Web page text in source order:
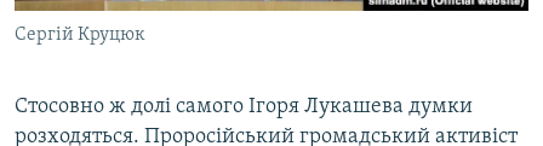
Сергій Круцюк
Стосовно ж долі самого Ігоря Лукашева думки
розходяться. Проросійський громадський активіст